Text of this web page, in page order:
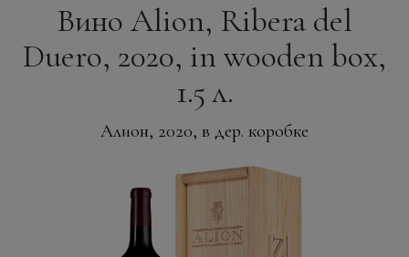
Вино Alion, Ribera del
Duero, 2020, in wooden box,
1.5 л.
Алион, 2020, в дер. коробке